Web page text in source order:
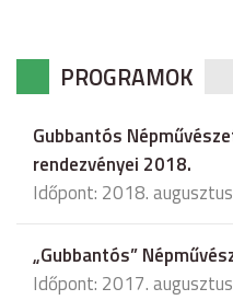
PROGRAMOK
Gubbantós
rendezvényei 2018.
Időpont: 2018.
„Gubbantós”
Időpont: 2017.